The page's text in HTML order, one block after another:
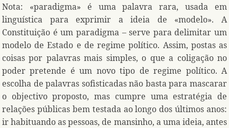
Nota: «paradigma» é uma palavra rara, usada em
linguística para exprimir a ideia de «modelo». A
Constituição é um paradigma – serve para delimitar um
modelo de Estado e de regime político. Assim, postas as
coisas por palavras mais simples, o que a coligação no
poder pretende é um novo tipo de regime político. A
escolha de palavras sofisticadas não basta para mascarar
o objectivo proposto, mas cumpre uma estratégia de
relações públicas bem testada ao longo dos últimos anos:
ir habituando as pessoas, de mansinho, a uma ideia, antes